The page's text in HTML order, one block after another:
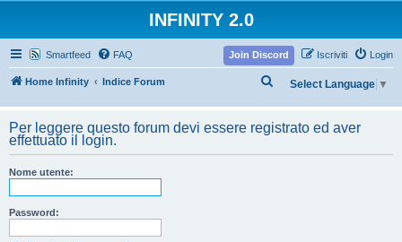
INFINITY 2.0
Smartfeed FAQ Login
Iscriviti
Join Discord
Home Infinity Indice Forum Select Language ▼
r
Per leggere questo forum devi essere registrato ed aver
effettuato il login.
Nome utente:
Password: